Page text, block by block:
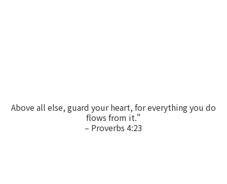
Above all else, guard your heart, for everything you do
flows from it."
– Proverbs 4:23